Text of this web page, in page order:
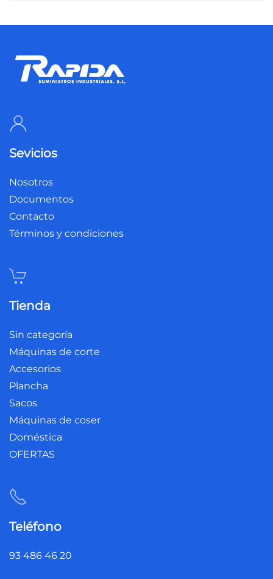
Sevicios
Nosotros
Documentos
Contacto
Términos y condiciones
Tienda
Sin categoría
Máquinas de corte
Accesorios
Plancha
Sacos
Máquinas de coser
Doméstica
OFERTAS
Teléfono
93 486 46 20